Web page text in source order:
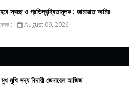
স্বচ্ছ ও প্রতিদ্বন্দ্বিতামূলক : জামায়াত আমির
: August 09, 2026
মুখি সদ্য বিদায়ী জেনারেল আজিজ